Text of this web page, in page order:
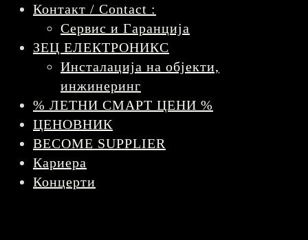
Контакт / Contact :
Сервис и Гаранција
ЗЕЦ ЕЛЕКТРОНИКС
Инсталација на објекти,
инжинеринг
% ЛЕТНИ СМАРТ ЦЕНИ %
ЦЕНОВНИК
BECOME SUPPLIER
Кариера
Концерти